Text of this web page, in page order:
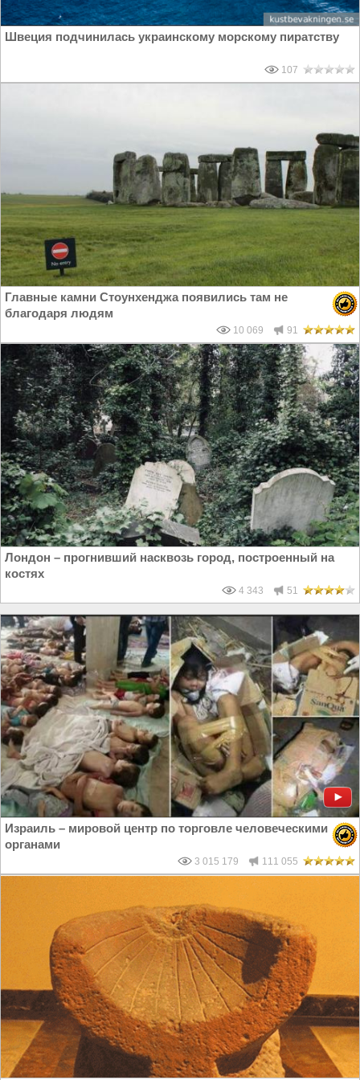
Швеция подчинилась украинскому морскому пиратству
107
Главные камни Стоунхенджа появились там не
благодаря людям
10 069 91
Лондон – прогнивший насквозь город, построенный на
костях
4 343 51
Израиль – мировой центр по торговле человеческими
органами
3 015 179 111 055